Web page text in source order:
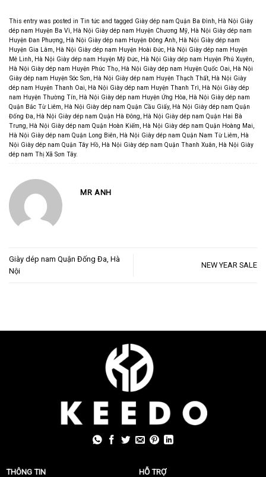
This entry was posted in Tin tức and tagged Giày dép nam Quận Ba Đình, Hà Nội Giày
dép nam Huyện Ba Vì, Hà Nội Giày dép nam Huyện Chương Mỹ, Hà Nội Giày dép nam
Huyện Đan Phượng, Hà Nội Giày dép nam Huyện Đông Anh, Hà Nội Giày dép nam
Huyện Gia Lâm, Hà Nội Giày dép nam Huyện Hoài Đức, Hà Nội Giày dép nam Huyện
Mê Linh, Hà Nội Giày dép nam Huyện Mỹ Đức, Hà Nội Giày dép nam Huyện Phú Xuyên,
Hà Nội Giày dép nam Huyện Phúc Thọ, Hà Nội Giày dép nam Huyện Quốc Oai, Hà Nội
Giày dép nam Huyện Sóc Sơn, Hà Nội Giày dép nam Huyện Thạch Thất, Hà Nội Giày
dép nam Huyện Thanh Oai, Hà Nội Giày dép nam Huyện Thanh Trì, Hà Nội Giày dép
nam Huyện Thường Tín, Hà Nội Giày dép nam Huyện Ứng Hòa, Hà Nội Giày dép nam
Quận Bắc Từ Liêm, Hà Nội Giày dép nam Quận Cầu Giấy, Hà Nội Giày dép nam Quận
Đống Đa, Hà Nội Giày dép nam Quận Hà Đông, Hà Nội Giày dép nam Quận Hai Bà
Trưng, Hà Nội Giày dép nam Quận Hoàn Kiếm, Hà Nội Giày dép nam Quận Hoàng Mai,
Hà Nội Giày dép nam Quận Long Biên, Hà Nội Giày dép nam Quận Nam Từ Liêm, Hà
Nội Giày dép nam Quận Tây Hồ, Hà Nội Giày dép nam Quận Thanh Xuân, Hà Nội Giày
dép nam Thị Xã Sơn Tây.
MR ANH
Giày dép nam Quận Đống Đa, Hà
Nội
NEW YEAR SALE
THÔNG TIN HỖ TRỢ